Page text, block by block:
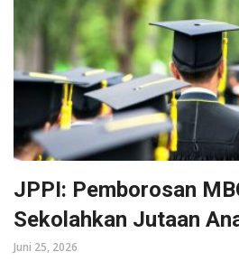
JPPI: Pemborosan
Sekolahkan Jutaan
Juni 25, 2026